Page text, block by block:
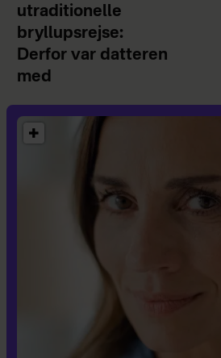
utraditionelle
bryllupsrejse:
Derfor var datteren
med